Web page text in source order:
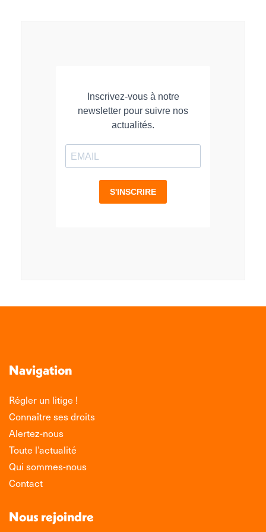
Navigation
Régler un litige !
Connaître ses droits
Alertez-nous
Toute l’actualité
Qui sommes-nous
Contact
Nous rejoindre